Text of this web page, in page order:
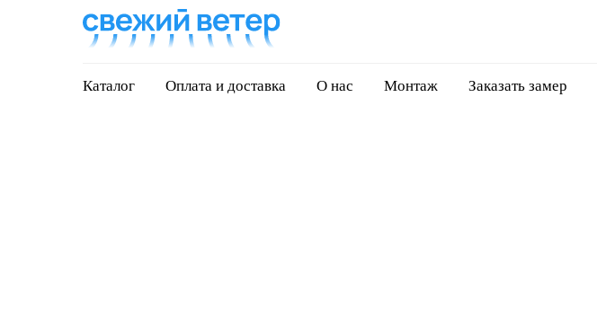
Каталог Оплата и доставка О нас Монтаж Заказать замер